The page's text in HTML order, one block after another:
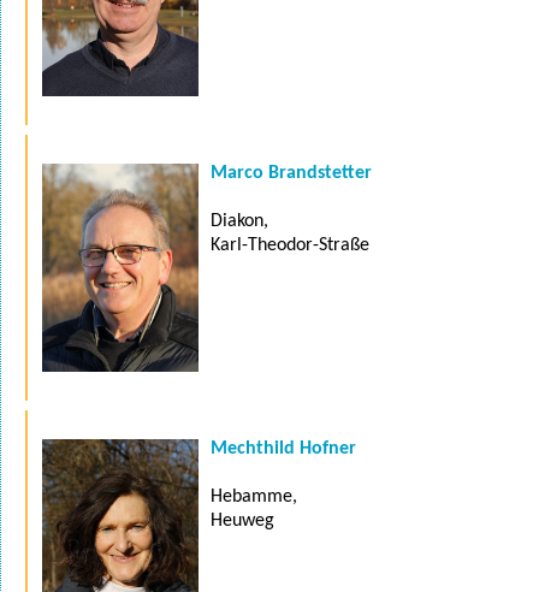
Marco Brandstetter
Diakon,
Karl-Theodor-Straße
Mechthild Hofner
Hebamme,
Heuweg